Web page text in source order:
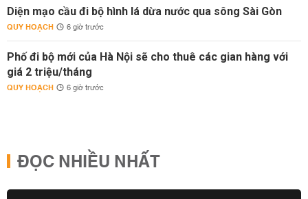
Diện mạo cầu đi bộ hình lá dừa nước qua sông Sài Gòn
QUY HOẠCH 6 giờ trước
Phố đi bộ mới của Hà Nội sẽ cho thuê các gian hàng với
giá 2 triệu/tháng
QUY HOẠCH 6 giờ trước
ĐỌC NHIỀU NHẤT